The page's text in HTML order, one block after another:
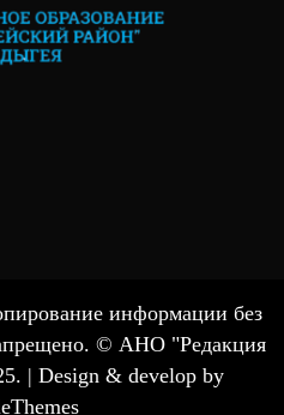
информации без
© АНО "Редакция
| Design & develop by